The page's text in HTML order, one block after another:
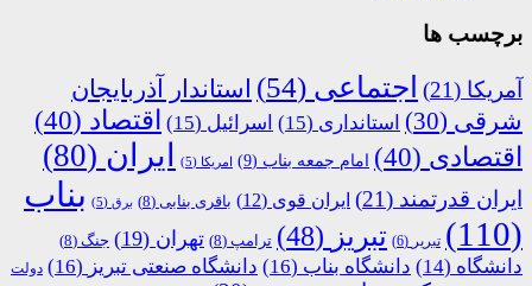
برچسب ها
آمریکا (21) اجتماعی (54)
استاندار آذربایجان
شرقی (30) استانداری (15) اسرائیل (15) اقتصاد (40)
اقتصادی (40) امام جمعه بناب (9) امریکا (5) ایران (80)
ایران قدرتمند (21) ایران قوی (12) باقری بنابی (8) برق (5)
بناب
(110)
تبریر (6) تبریز (48) ترامپ (8) تهران (19) جنگ (8)
دانشگاه (14) دانشگاه بناب (16) دانشگاه صنعتی تبریز (16)
دولت